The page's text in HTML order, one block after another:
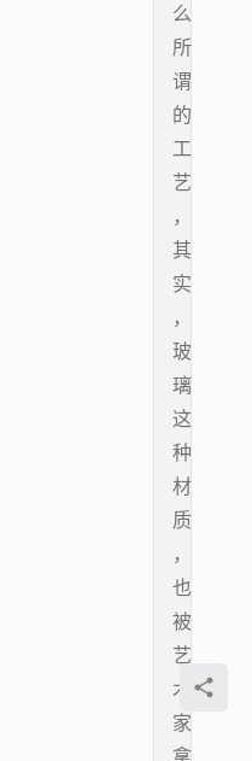
么
所
谓
的
工
艺
，
其
实
，
玻
璃
这
种
材
质
，
也
被
艺
术
家
拿